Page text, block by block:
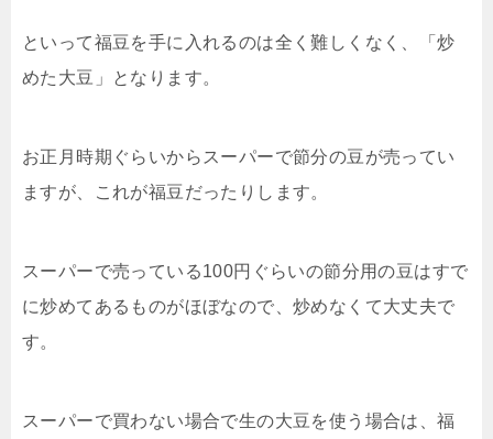
といって福豆を手に入れるのは全く難しくなく、「炒
めた大豆」となります。
お正月時期ぐらいからスーパーで節分の豆が売ってい
ますが、これが福豆だったりします。
スーパーで売っている100円ぐらいの節分用の豆はすで
に炒めてあるものがほぼなので、炒めなくて大丈夫で
す。
スーパーで買わない場合で生の大豆を使う場合は、福